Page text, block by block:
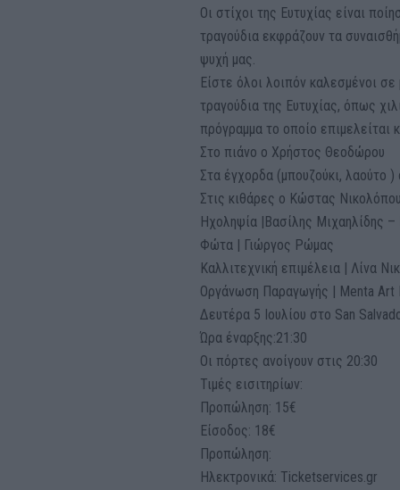
Οι στίχοι της Ευτυχίας είναι
τραγούδια εκφράζουν τα
ψυχή μας.
Είστε όλοι λοιπόν καλεσμένοι σε
τραγούδια της Ευτυχίας, όπως
πρόγραμμα το οποίο επιμελείται
Στο πιάνο ο Χρήστος Θεοδώρου
Στα έγχορδα (μπουζούκι, λαούτο )
Στις κιθάρες ο Κώστας
Ηχοληψία |Βασίλης Μιχαηλίδης –
Φώτα | Γιώργος Ρώμας
Καλλιτεχνική επιμέλεια | Λίνα
Οργάνωση Παραγωγής | Μenta Art
Δευτέρα 5 Ιουλίου στο San
Ώρα έναρξης:21:30
Οι πόρτες ανοίγουν στις 20:30
Τιμές εισιτηρίων:
Προπώληση: 15€
Είσοδος: 18€
Προπώληση:
Ηλεκτρονικά: Ticketservices.gr